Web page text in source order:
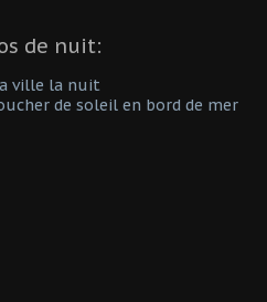
de nuit:
la nuit
de soleil en bord de mer